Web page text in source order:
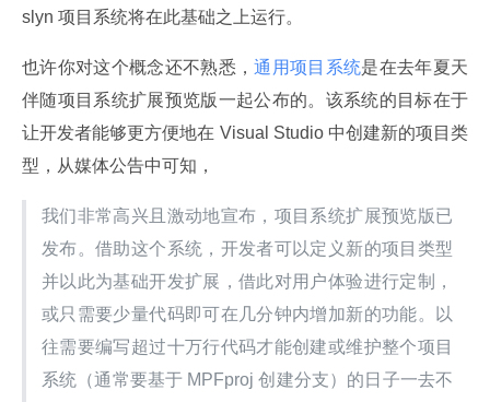
slyn 项目系统将在此基础之上运行。
也许你对这个概念还不熟悉，通用项目系统是在去年夏天
伴随项目系统扩展预览版一起公布的。该系统的目标在于
让开发者能够更方便地在 Visual Studio 中创建新的项目类
型，从媒体公告中可知，
我们非常高兴且激动地宣布，项目系统扩展预览版已
发布。借助这个系统，开发者可以定义新的项目类型
并以此为基础开发扩展，借此对用户体验进行定制，
或只需要少量代码即可在几分钟内增加新的功能。以
往需要编写超过十万行代码才能创建或维护整个项目
系统（通常要基于 MPFproj 创建分支）的日子一去不